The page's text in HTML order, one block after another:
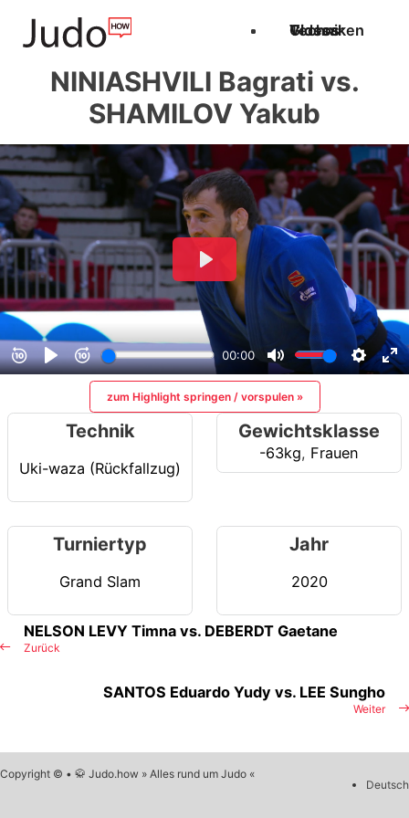
Techniken
Videos
Glossar
NINIASHVILI Bagrati vs.
SHAMILOV Yakub
zum Highlight springen / vorspulen »
Technik
Uki-waza (Rückfallzug)
Gewichtsklasse
-63kg, Frauen
Turniertyp
Grand Slam
Jahr
2020
Zurück
NELSON LEVY Timna vs. DEBERDT Gaetane
Weiter
SANTOS Eduardo Yudy vs. LEE Sungho
Copyright © • 🥋 Judo.how » Alles rund um Judo «
Deutsch